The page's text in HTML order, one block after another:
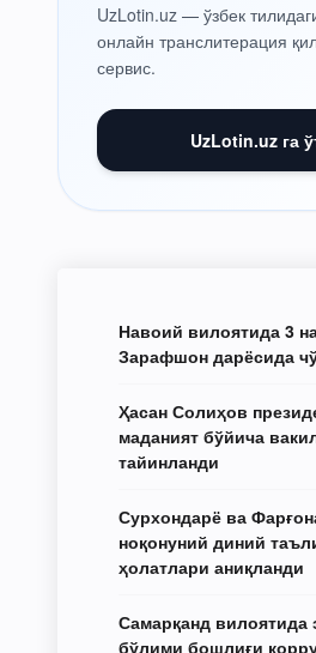
UzLotin.uz — ўзбек
онлайн транслитерация
сервис.
UzLotin.uz га
Навоий вилоятида 3
Зарафшон дарёсида
Ҳасан Солиҳов
маданият бўйича
тайинланди
Сурхондарё ва
ноқонуний диний
ҳолатлари аниқланди
Самарқанд вилоятида
бўлими бошлиғи